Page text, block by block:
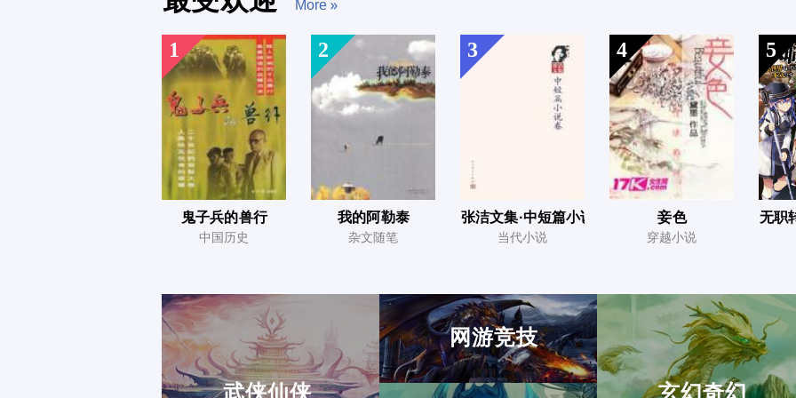
水問
隨身智囊
More
1
鬼子兵的兽行
中国历史
2
我的阿勒泰
杂文随笔
3
张洁文集·中短篇小说卷
当代小说
4
妾色
穿越小说
5
无职
武侠仙侠
网游竞技
玄幻奇幻